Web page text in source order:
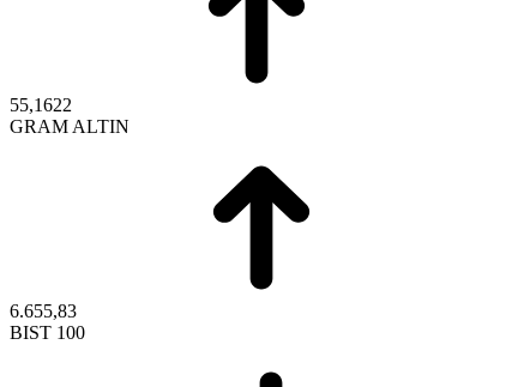
55,1622
GRAM ALTIN
6.655,83
BIST 100